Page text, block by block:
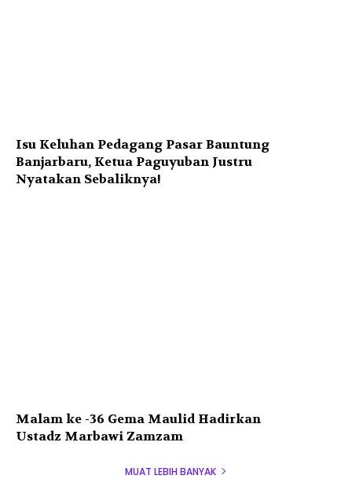
Isu Keluhan Pedagang Pasar Bauntung
Banjarbaru, Ketua Paguyuban Justru
Nyatakan Sebaliknya!
Malam ke -36 Gema Maulid Hadirkan
Ustadz Marbawi Zamzam
MUAT LEBIH BANYAK